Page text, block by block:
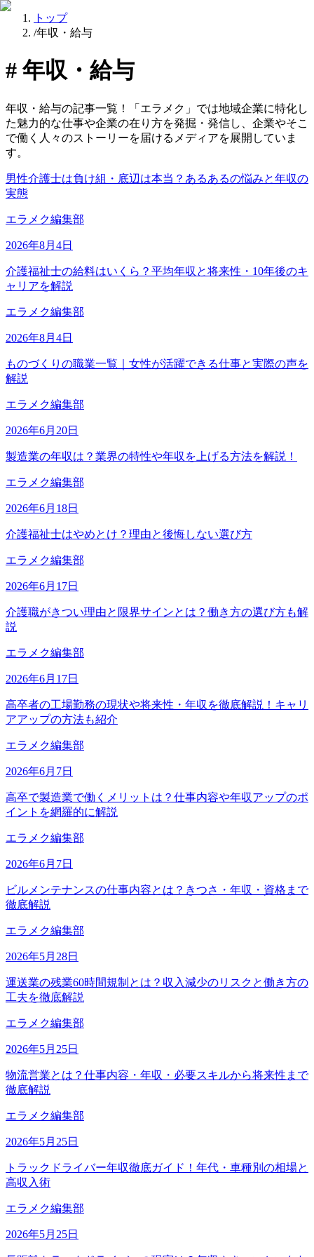
トップ
/年収・給与
# 年収・給与
年収・給与の記事一覧！「エラメク」では地域企業に特化し
た魅力的な仕事や企業の在り方を発掘・発信し、企業やそこ
で働く人々のストーリーを届けるメディアを展開していま
す。
男性介護士は負け組・底辺は本当？あるあるの悩みと年収の
実態
エラメク編集部
2026年8月4日
介護福祉士の給料はいくら？平均年収と将来性・10年後のキ
ャリアを解説
エラメク編集部
2026年8月4日
ものづくりの職業一覧｜女性が活躍できる仕事と実際の声を
解説
エラメク編集部
2026年6月20日
製造業の年収は？業界の特性や年収を上げる方法を解説！
エラメク編集部
2026年6月18日
介護福祉士はやめとけ？理由と後悔しない選び方
エラメク編集部
2026年6月17日
介護職がきつい理由と限界サインとは？働き方の選び方も解
説
エラメク編集部
2026年6月17日
高卒者の工場勤務の現状や将来性・年収を徹底解説！キャリ
アアップの方法も紹介
エラメク編集部
2026年6月7日
高卒で製造業で働くメリットは？仕事内容や年収アップのポ
イントを網羅的に解説
エラメク編集部
2026年6月7日
ビルメンテナンスの仕事内容とは？きつさ・年収・資格まで
徹底解説
エラメク編集部
2026年5月28日
運送業の残業60時間規制とは？収入減少のリスクと働き方の
工夫を徹底解説
エラメク編集部
2026年5月25日
物流営業とは？仕事内容・年収・必要スキルから将来性まで
徹底解説
エラメク編集部
2026年5月25日
トラックドライバー年収徹底ガイド！年代・車種別の相場と
高収入術
エラメク編集部
2026年5月25日